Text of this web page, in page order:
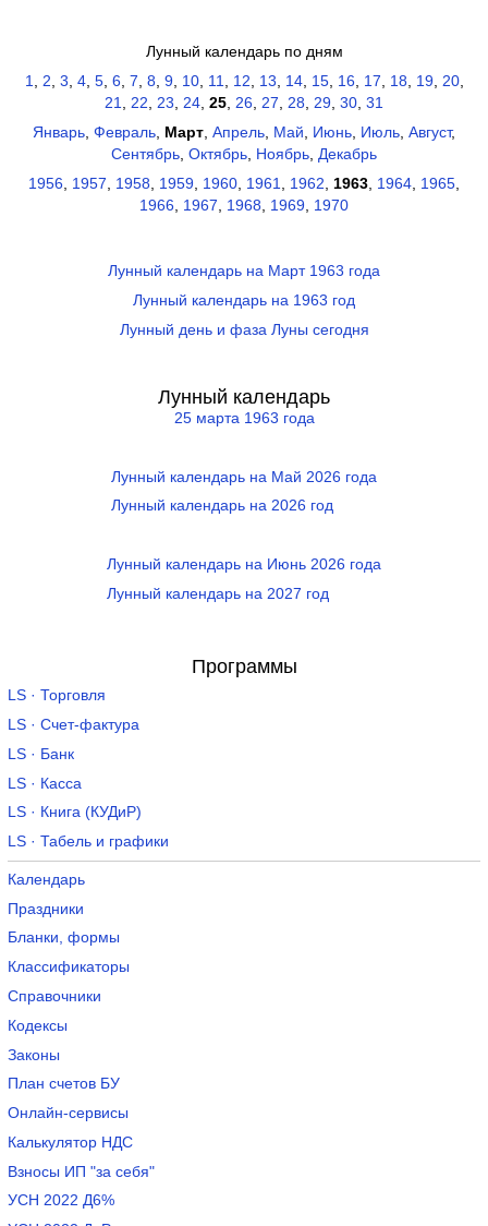
Лунный календарь по дням
1
2 3 4, 5, 6, 7 8 9, 10, 11 12 13 14, 15, 16, 17 18 19, 20,
21
22 23 24 25 26 27 28 29 30 31
Январь Февраль Март Апрель Май Июнь Июль Август,
Сентябрь Октябрь Ноябрь Декабрь
1956 1957 1958 1959 1960 1961 1962 1963 1964 1965
1966 1967 1968 1969 1970
Лунный календарь на Март 1963 года
Лунный календарь на 1963 год
Лунный день и фаза Луны сегодня
Лунный календарь
25 марта 1963 года
Лунный календарь на Май 2026 года
Лунный календарь на 2026 год
Лунный календарь на Июнь 2026 года
Лунный календарь на 2027 год
Программы
LS · Торговля
LS · Счет-фактура
LS · Банк
LS · Касса
LS · Книга (КУДиР)
LS · Табель и графики
Календарь
Праздники
Бланки, формы
Классификаторы
Справочники
Кодексы
Законы
План счетов БУ
Онлайн-сервисы
Калькулятор НДС
Взносы ИП "за себя"
УСН 2022 Д6%